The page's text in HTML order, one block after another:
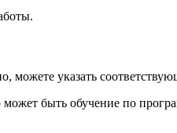
можете указать
быть обучение по